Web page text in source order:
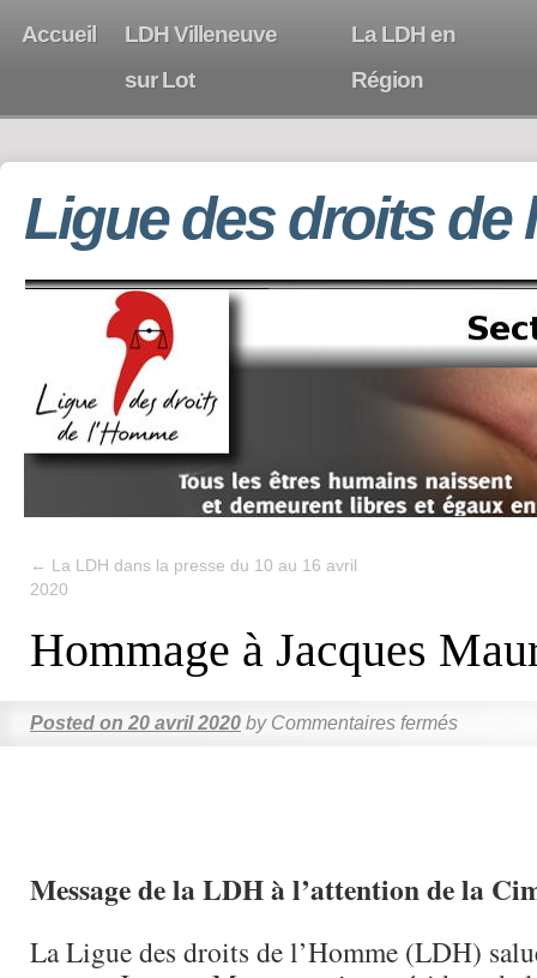
Accueil
LDH Villeneuve
sur Lot
La LDH en
Région
Ligue des droits de
← La LDH dans la presse du 10 au 16 avril
2020
Hommage à Jacques
Posted on 20 avril 2020 by Commentaires fermés
Message de la LDH à l’attention de la
La Ligue des droits de l’Homme (LDH)